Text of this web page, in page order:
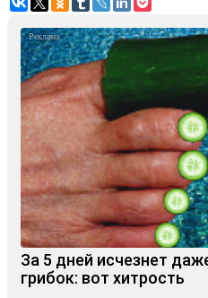
За 5 дней исчезнет
грибок: вот хитрость